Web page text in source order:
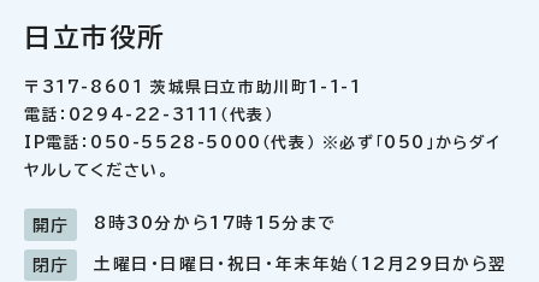
日立市役所
〒317-8601 茨城県日立市助川町1-1-1
電話：0294-22-3111（代表）
IP電話：050-5528-5000（代表） ※必ず「050」からダイ
ヤルしてください。
開庁 8時30分から17時15分まで
閉庁
土曜日・日曜日・祝日・年末年始（12月29日から翌